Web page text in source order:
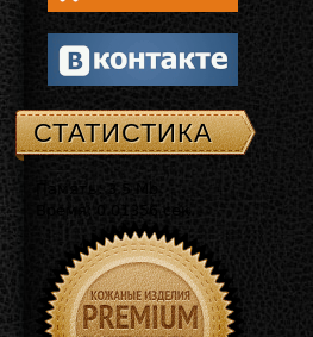
СТАТИСТИКА
Память: 3.5 Mb
Время: 0.01356 сек.